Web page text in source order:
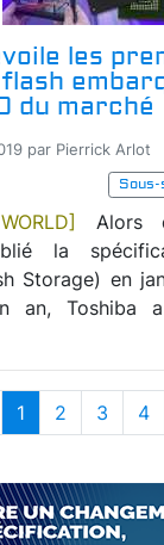
les
du marché
par Pierrick Arlot
Alors
la
Storage) en
an, Toshiba
1 2 3 4